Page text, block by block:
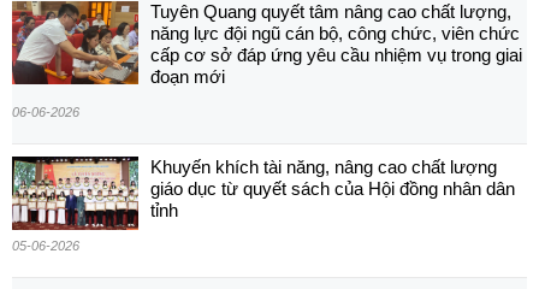
Tuyên Quang quyết tâm nâng cao chất lượng,
năng lực đội ngũ cán bộ, công chức, viên chức
cấp cơ sở đáp ứng yêu cầu nhiệm vụ trong giai
đoạn mới
06-06-2026
Khuyến khích tài năng, nâng cao chất lượng
giáo dục từ quyết sách của Hội đồng nhân dân
tỉnh
05-06-2026